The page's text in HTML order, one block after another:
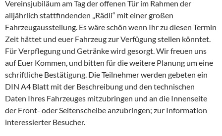
Vereinsjubiläum am Tag der offenen Tür im Rahmen der
alljährlich stattfindenden „Rädli“ mit einer großen
Fahrzeugausstellung. Es wäre schön wenn Ihr zu diesen Termin
Zeit hättet und euer Fahrzeug zur Verfügung stellen könntet.
Für Verpflegung und Getränke wird gesorgt. Wir freuen uns
auf Euer Kommen, und bitten für die weitere Planung um eine
schriftliche Bestätigung. Die Teilnehmer werden gebeten ein
DIN A4 Blatt mit der Beschreibung und den technischen
Daten Ihres Fahrzeuges mitzubringen und an die Innenseite
der Front- oder Seitenscheibe anzubringen; zur Information
interessierter Besucher.